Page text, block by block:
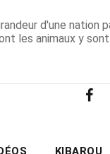
d'une nation
les animaux y
KIBAROU